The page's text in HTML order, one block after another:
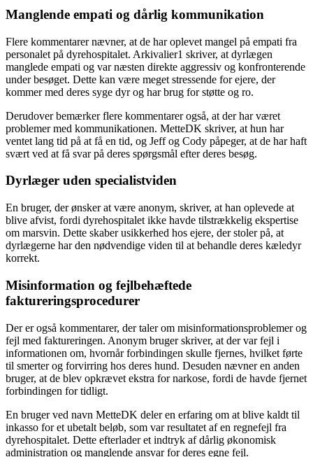
Manglende empati og dårlig kommunikation
Flere kommentarer nævner, at de har oplevet mangel på empati fra
personalet på dyrehospitalet. Arkivalier1 skriver, at dyrlægen
manglede empati og var næsten direkte aggressiv og konfronterende
under besøget. Dette kan være meget stressende for ejere, der
kommer med deres syge dyr og har brug for støtte og ro.
Derudover bemærker flere kommentarer også, at der har været
problemer med kommunikationen. MetteDK skriver, at hun har
ventet lang tid på at få en tid, og Jeff og Cody påpeger, at de har haft
svært ved at få svar på deres spørgsmål efter deres besøg.
Dyrlæger uden specialistviden
En bruger, der ønsker at være anonym, skriver, at han oplevede at
blive afvist, fordi dyrehospitalet ikke havde tilstrækkelig ekspertise
om marsvin. Dette skaber usikkerhed hos ejere, der stoler på, at
dyrlægerne har den nødvendige viden til at behandle deres kæledyr
korrekt.
Misinformation og fejlbehæftede
faktureringsprocedurer
Der er også kommentarer, der taler om misinformationsproblemer og
fejl med faktureringen. Anonym bruger skriver, at der var fejl i
informationen om, hvornår forbindingen skulle fjernes, hvilket førte
til smerter og forvirring hos deres hund. Desuden nævner en anden
bruger, at de blev opkrævet ekstra for narkose, fordi de havde fjernet
forbindingen for tidligt.
En bruger ved navn MetteDK deler en erfaring om at blive kaldt til
inkasso for et ubetalt beløb, som var resultatet af en regnefejl fra
dyrehospitalet. Dette efterlader et indtryk af dårlig økonomisk
administration og manglende ansvar for deres egne fejl.